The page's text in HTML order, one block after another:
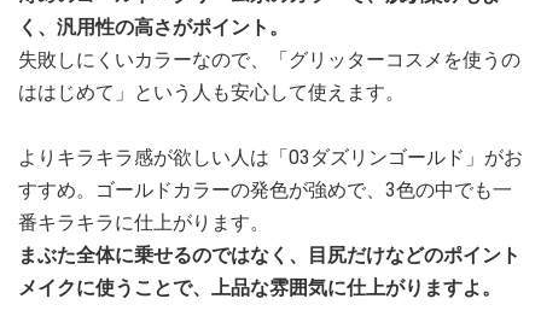
く、汎用性の高さがポイント。
失敗しにくいカラーなので、「グリッターコスメを使うの
ははじめて」という人も安心して使えます。
よりキラキラ感が欲しい人は「03ダズリンゴールド」がお
すすめ。ゴールドカラーの発色が強めで、3色の中でも一
番キラキラに仕上がります。
まぶた全体に乗せるのではなく、目尻だけなどのポイント
メイクに使うことで、上品な雰囲気に仕上がりますよ。